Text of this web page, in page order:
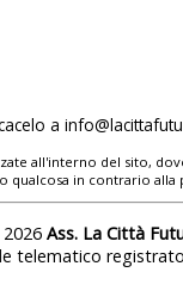
a
all'interno del sito,
qualcosa in contrario
Ass. La Città
telematico